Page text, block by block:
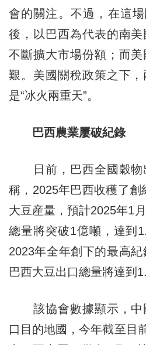
會的關注。不過，在這
後，以巴西為代表的南
不斷擴大市場份額；而
艱。美國關稅政策之下
是“冰火兩重天”。
巴西農業屢破紀錄
日前，巴西全國穀物
稱，2025年巴西收穫了
大豆産量，預計2025年1
總量將突破1億噸，達到
2023年全年創下的最高
巴西大豆出口總量將達到
該協會數據顯示，中
口目的地國，今年截至目